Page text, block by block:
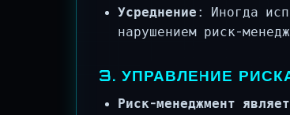
Усреднение:
Иногда
нарушением риск-
3. УПРАВЛЕНИЕ
Риск-менеджмент